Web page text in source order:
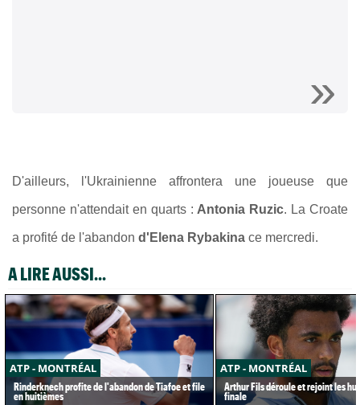
D'ailleurs, l'Ukrainienne affrontera une joueuse que
personne n'attendait en quarts : Antonia Ruzic. La Croate
a profité de l'abandon d'Elena Rybakina ce mercredi.
A LIRE AUSSI...
ATP - MONTRÉAL
Rinderknech profite de l'abandon de Tiafoe et file
en huitièmes
ATP - MONTRÉAL
Arthur Fils déroule et rejoint les
finale